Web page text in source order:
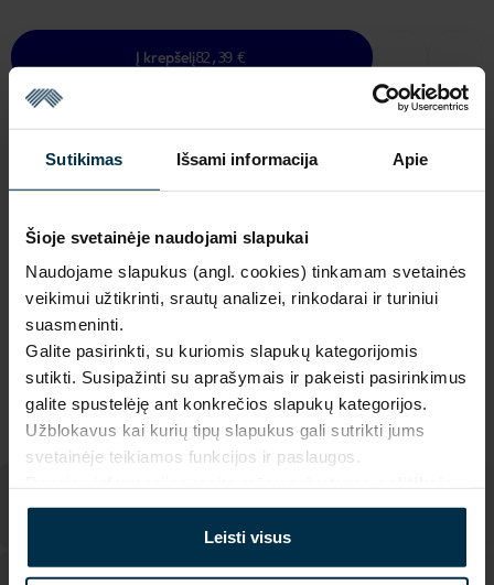
Sutikimas Išsami informacija Apie
Šioje svetainėje naudojami slapukai
Naudojame slapukus (angl. cookies) tinkamam svetainės
veikimui užtikrinti, srautų analizei, rinkodarai ir turiniui
suasmeninti.
Galite pasirinkti, su kuriomis slapukų kategorijomis
sutikti. Susipažinti su aprašymais ir pakeisti pasirinkimus
galite spustelėję ant konkrečios slapukų kategorijos.
Užblokavus kai kurių tipų slapukus gali sutrikti jums
svetainėje teikiamos funkcijos ir paslaugos.
Leisti visus
Į krepšelį82,39 €
NAUDINGA ŽINOTI
Paskutinis vienetas sandėlyje
Garantija - 2 metai Žiūrėti garantiją
Grąžinimas - 14 dienų
Pagaminta Lietuvoje,UAB LINAS LT,S. Kerbedžio st. 23,
Panevėžys, 35113
MADE IN EUROPE